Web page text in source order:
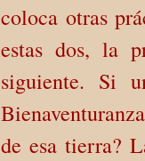
coloca otras
estas dos, la
siguiente. Si
de esa tierra?